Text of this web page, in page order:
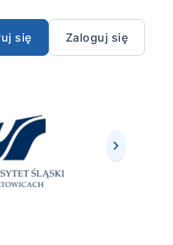
się
Zaloguj się